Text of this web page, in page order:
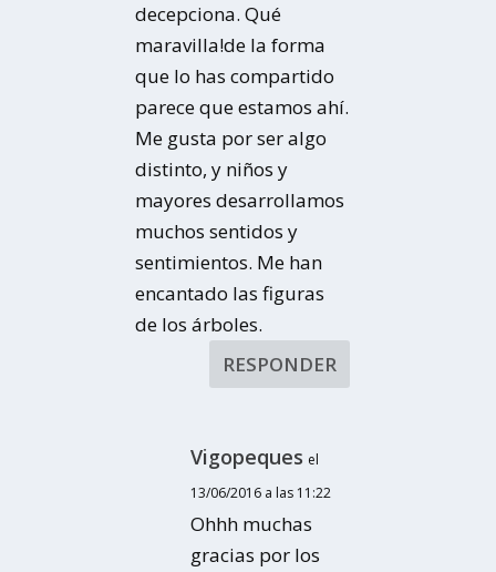
decepciona. Qué
maravilla!de la forma
que lo has compartido
parece que estamos ahí.
Me gusta por ser algo
distinto, y niños y
mayores desarrollamos
muchos sentidos y
sentimientos. Me han
encantado las figuras
de los árboles.
RESPONDER
Vigopeques el
13/06/2016 a las 11:22
Ohhh muchas
gracias por los